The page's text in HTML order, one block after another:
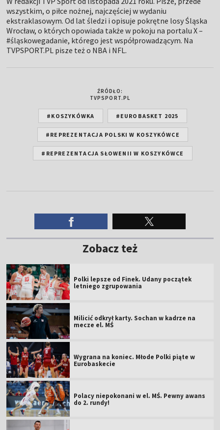
wszystkim, o piłce nożnej, najczęściej w wydaniu
ekstraklasowym. Od lat śledzi i opisuje pokrętne losy Śląska
Wrocław, o których opowiada także w pokoju na portalu X –
#śląskowegadanie, którego jest współprowadzącym. Na
TVPSPORT.PL pisze też o NBA i NFL.
ŹRÓDŁO:
TVPSPORT.PL
#KOSZYKÓWKA #EUROBASKET 2025
#REPREZENTACJA POLSKI W KOSZYKÓWCE
#REPREZENTACJA SŁOWENII W KOSZYKÓWCE
Zobacz też
Polki lepsze od Finek. Udany początek
letniego zgrupowania
Milicić odkrył karty. Sochan w kadrze na
mecze el. MŚ
Wygrana na koniec. Młode Polki piąte w
Eurobaskecie
Polacy niepokonani w el. MŚ. Pewny awans
do 2. rundy!